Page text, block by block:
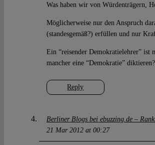
Reply
Was haben wir von Würdenträgern,
Möglicherweise nur den Anspruch
(standesgemäß?) erfüllen und nur
Ein “reisender Demokratielehrer” ist
mancher eine “Demokratie”
Berliner Blogs bei ebuzzing.de –
21 Mar 2012 at 00:27